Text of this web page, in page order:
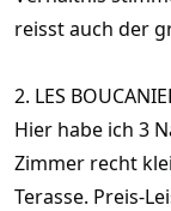
reisst auch der
2. LES
Hier habe ich 3
Zimmer recht
Terasse. Preis-